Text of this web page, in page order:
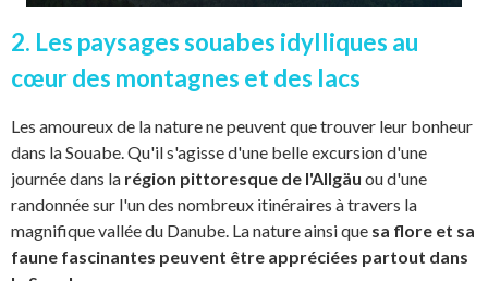
2. Les paysages souabes idylliques au
cœur des montagnes et des lacs
Les amoureux de la nature ne peuvent que trouver leur bonheur
dans la Souabe. Qu'il s'agisse d'une belle excursion d'une
journée dans la région pittoresque de l'Allgäu ou d'une
randonnée sur l'un des nombreux itinéraires à travers la
magnifique vallée du Danube. La nature ainsi que sa flore et sa
faune fascinantes peuvent être appréciées partout dans